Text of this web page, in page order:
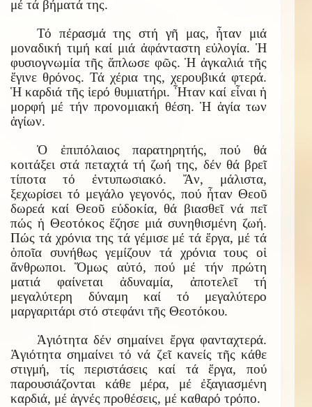
μέ τά βήματά της.
Τό πέρασμά της στή γῆ μας, ἦταν μιά
μοναδική τιμή καί μιά ἀφάνταστη εὐλογία. Ἡ
φυσιογνωμία τῆς ἅπλωσε φῶς. Ἡ ἀγκαλιά τῆς
ἔγινε θρόνος. Τά χέρια της, χερουβικά φτερά.
Ἡ καρδιά τῆς ἱερό θυμιατήρι. Ἦταν καί εἶναι ἡ
μορφή μέ τήν προνομιακή θέση. Ἡ ἁγία των
ἁγίων.
Ὁ ἐπιπόλαιος παρατηρητής, πού θά
κοιτάξει στά πεταχτά τή ζωή της, δέν θά βρεῖ
τίποτα τό ἐντυπωσιακό. Ἄν, μάλιστα,
ξεχωρίσει τό μεγάλο γεγονός, πού ἦταν Θεοῦ
δωρεά καί Θεοῦ εὐδοκία, θά βιασθεῖ νά πεῖ
πώς ἡ Θεοτόκος ἔζησε μιά συνηθισμένη ζωή.
Πώς τά χρόνια της τά γέμισε μέ τά ἔργα, μέ τά
ὁποῖα συνήθως γεμίζουν τά χρόνια τους οἱ
ἄνθρωποι. Ὅμως αὐτό, πού μέ τήν πρώτη
ματιά φαίνεται ἀδυναμία, ἀποτελεῖ τή
μεγαλύτερη δύναμη καί τό μεγαλύτερο
μαργαριτάρι στό στεφάνι τῆς Θεοτόκου.
Ἁγιότητα δέν σημαίνει ἔργα φανταχτερά.
Ἁγιότητα σημαίνει τό νά ζεῖ κανείς τῆς κάθε
στιγμή, τίς περιστάσεις καί τά ἔργα, πού
παρουσιάζονται κάθε μέρα, μέ ἐξαγιασμένη
καρδιά, μέ ἁγνές προθέσεις, μέ καθαρό τρόπο.